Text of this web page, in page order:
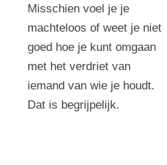
Misschien voel je je
machteloos of weet je niet
goed hoe je kunt omgaan
met het verdriet van
iemand van wie je houdt.
Dat is begrijpelijk.